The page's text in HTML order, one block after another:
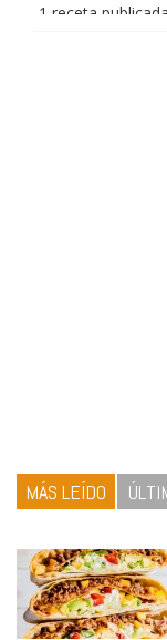
1 receta publicada